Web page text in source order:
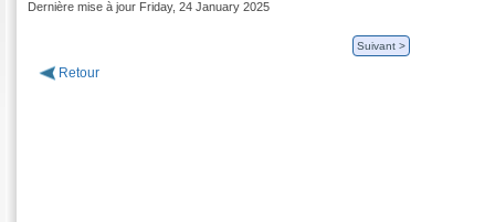
Dernière mise à jour Friday, 24 January 2025
Suivant >
Retour